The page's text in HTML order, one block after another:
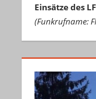
Einsätze des
(Funkrufname: